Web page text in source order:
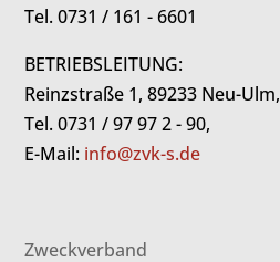
Tel. 0731 / 161 - 6601
BETRIEBSLEITUNG:
Reinzstraße 1, 89233 Neu-Ulm,
Tel. 0731 / 97 97 2 - 90,
E-Mail: info@zvk-s.de
Zweckverband